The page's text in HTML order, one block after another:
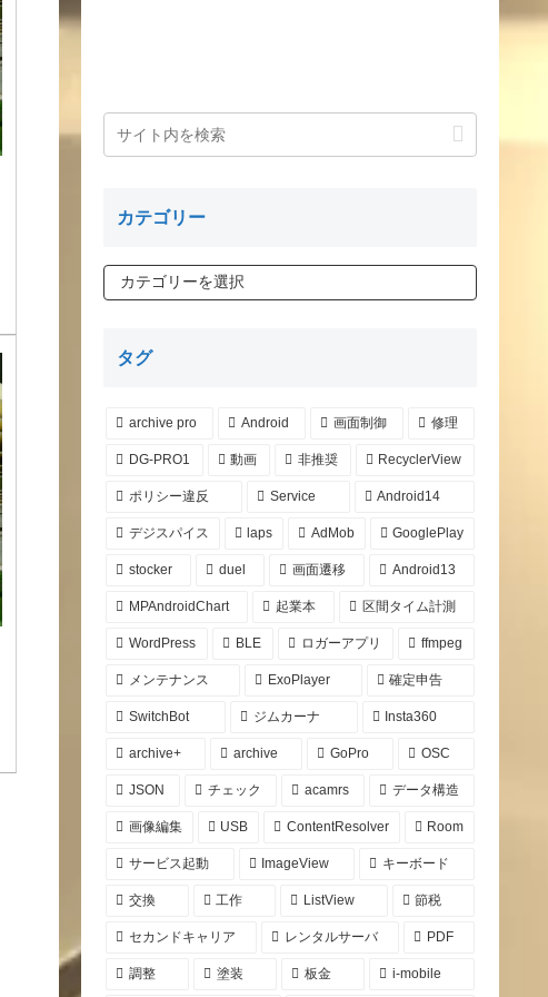
カテゴリー
タグ
archive pro Android 画面制御 修理
DG-PRO1 動画 非推奨 RecyclerView
ポリシー違反 Service Android14
デジスパイス laps AdMob GooglePlay
stocker duel 画面遷移 Android13
MPAndroidChart 起業本 区間タイム計測
WordPress BLE ロガーアプリ ffmpeg
メンテナンス ExoPlayer 確定申告
SwitchBot ジムカーナ Insta360
archive+ archive GoPro OSC
JSON チェック acamrs データ構造
画像編集 USB ContentResolver Room
サービス起動 ImageView キーボード
交換 工作 ListView 節税
セカンドキャリア レンタルサーバ PDF
調整 塗装 板金 i-mobile